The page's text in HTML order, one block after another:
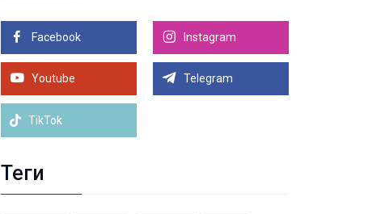
відшкодували 4,5 млн податків
05.08.2026 11:41
Волинянин у суді довів незаконність поновлення
на військовому обліку
Facebook Instagram
Youtube Telegram
TikTok
Теги